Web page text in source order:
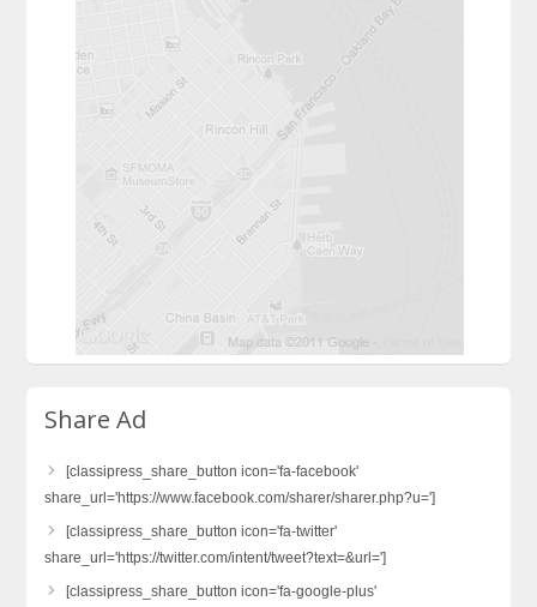
Share Ad
[classipress_share_button icon='fa-facebook'
share_url='https://www.facebook.com/sharer/sharer.php?u=']
[classipress_share_button icon='fa-twitter'
share_url='https://twitter.com/intent/tweet?text=&url=']
[classipress_share_button icon='fa-google-plus'